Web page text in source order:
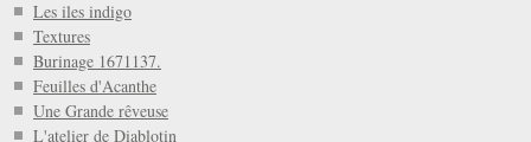
Les iles indigo
Textures
Burinage 1671137.
Feuilles d'Acanthe
Une Grande rêveuse
L'atelier de Diablotin